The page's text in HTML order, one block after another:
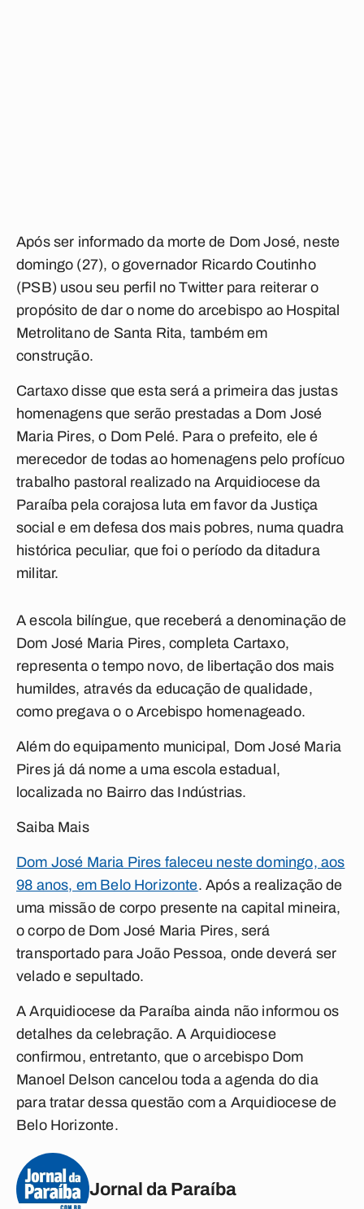
Após ser informado da morte de Dom José, neste
domingo (27), o governador Ricardo Coutinho
(PSB) usou seu perfil no Twitter para reiterar o
propósito de dar o nome do arcebispo ao Hospital
Metrolitano de Santa Rita, também em
construção.
Cartaxo disse que esta será a primeira das justas
homenagens que serão prestadas a Dom José
Maria Pires, o Dom Pelé. Para o prefeito, ele é
merecedor de todas ao homenagens pelo profícuo
trabalho pastoral realizado na Arquidiocese da
Paraíba pela corajosa luta em favor da Justiça
social e em defesa dos mais pobres, numa quadra
histórica peculiar, que foi o período da ditadura
militar.
A escola bilíngue, que receberá a denominação de
Dom José Maria Pires, completa Cartaxo,
representa o tempo novo, de libertação dos mais
humildes, através da educação de qualidade,
como pregava o o Arcebispo homenageado.
Além do equipamento municipal, Dom José Maria
Pires já dá nome a uma escola estadual,
localizada no Bairro das Indústrias.
Saiba Mais
Dom José Maria Pires faleceu neste domingo, aos
98 anos, em Belo Horizonte. Após a realização de
uma missão de corpo presente na capital mineira,
o corpo de Dom José Maria Pires, será
transportado para João Pessoa, onde deverá ser
velado e sepultado.
A Arquidiocese da Paraíba ainda não informou os
detalhes da celebração. A Arquidiocese
confirmou, entretanto, que o arcebispo Dom
Manoel Delson cancelou toda a agenda do dia
para tratar dessa questão com a Arquidiocese de
Belo Horizonte.
Jornal da Paraíba